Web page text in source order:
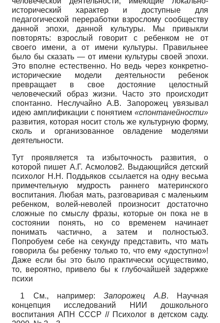
исторический характер и доступные для
педагогической переработки взрослому сообществу
данной эпохи, данной культуры. Мы привыкли
повторять: взрослый говорит с ребенком не от
своего имени, а от имени культуры. Правильнее
было бы сказать — от имени культуры своей эпохи.
Это вполне естественно. Но ведь через конкретно-
исторические модели деятельности ребенок
превращает в свое достояние целостный
человеческий образ жизни. Часто это происходит
спонтанно. Неслучайно А.В. Запорожец увязывал
идею амплификации с понятием «спонтанейности»
развития, которая носит столь же культурную форму,
сколь и организованное овладение моделями
деятельности.
Тут проявляется та избыточность развития, о
которой пишет А.Г. Асмолов2. Выдающийся детский
психолог Н.Н. Поддьяков ссылается на одну весьма
примечтельную мудрость раннего материнского
воспитания. Любая мать, разговаривая с маленьким
ребенком, волей-неволей произносит достаточно
сложные по смыслу фразы, которые он пока не в
состоянии понять, но со временем начинает
понимать частично, а затем и полностью3.
Попробуем себе на секунду представить, что мать
говорила бы ребенку только то, что ему «доступно»!
Даже если бы это было практически осуществимо,
то, вероятно, привело бы к глубочайшей задержке
психи
1 См., например:Запорожец А.В. Научная
концепция исследований НИИ дошкольного
воспитания АПН СССР // Психолог в детском саду.